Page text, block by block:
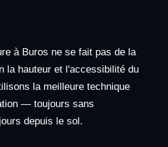
à Buros ne se fait pas de la
la hauteur et l'accessibilité du
la meilleure technique
— toujours sans
depuis le sol.